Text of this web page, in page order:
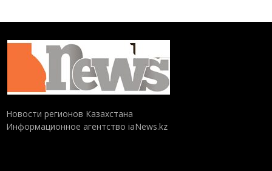
Новости регионов Казахстана
Информационное агентство iaNews.kz